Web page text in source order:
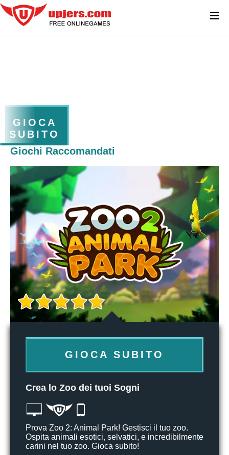
GIOCA
SUBITO
Giochi Raccomandati
GIOCA SUBITO
Crea lo Zoo dei tuoi Sogni
Prova Zoo 2: Animal Park! Gestisci il tuo zoo.
Ospita animali esotici, selvatici, e incredibilmente
carini nel tuo zoo. Gioca subito!
≡